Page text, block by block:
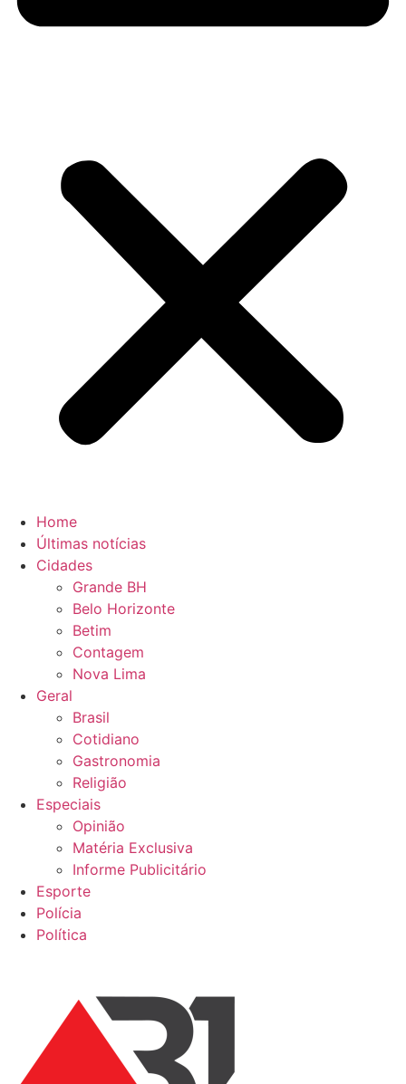
Home
Últimas notícias
Cidades
Grande BH
Belo Horizonte
Betim
Contagem
Nova Lima
Geral
Brasil
Cotidiano
Gastronomia
Religião
Especiais
Opinião
Matéria Exclusiva
Informe Publicitário
Esporte
Polícia
Política